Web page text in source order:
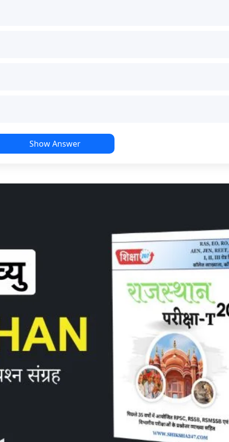
Show Answer